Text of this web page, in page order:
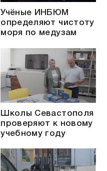
Учёные ИНБЮМ
определяют чистоту
моря по медузам
Школы Севастополя
проверяют к новому
учебному году